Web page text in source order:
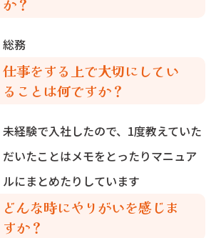
か？
総務
仕事をする上で大切にしてい
ることは何ですか？
未経験で入社したので、1度教えていた
だいたことはメモをとったりマニュア
ルにまとめたりしています
どんな時にやりがいを感じま
すか？